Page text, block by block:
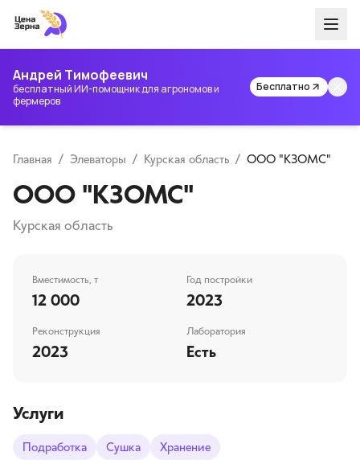
Андрей Тимофеевич
бесплатный ИИ-помощник для агрономов и
фермеров
Бесплатно
Главная / Элеваторы / Курская область / ООО "КЗОМС"
ООО "КЗОМС"
Курская область
Вместимость, т
12 000
Год постройки
2023
Реконструкция
2023
Лаборатория
Есть
Услуги
Подработка Сушка Хранение